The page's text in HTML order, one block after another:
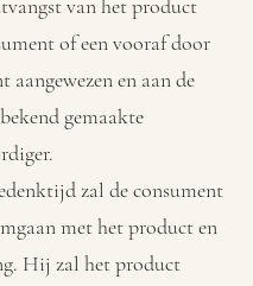
van het product
of een vooraf door
aangewezen en aan de
gemaakte
zal de consument
met het product en
Hij zal het product